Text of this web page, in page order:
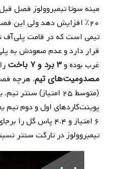
مینه‌ سوتا تیمبروولوز فصل
غرب بوده و۳ برد و ۷ باخت
مصدومیت‌های تیم، هرچه
پوینت‌گاردهای اول و دوم
۶ امتیاز و ۴.۴
تیمبروولوز در تارگت سنتر نسبتا خوب نتیجه